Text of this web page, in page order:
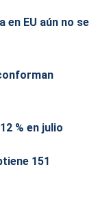
en EU aún no se
% en julio
151